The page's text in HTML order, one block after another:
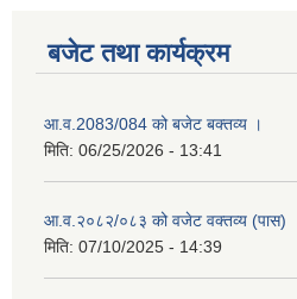
बजेट तथा कार्यक्रम
आ.व.2083/084 को बजेट बक्तव्य ।
मिति: 06/25/2026 - 13:41
आ.व.२०८२/०८३ को वजेट वक्तव्य (पास)
मिति: 07/10/2025 - 14:39